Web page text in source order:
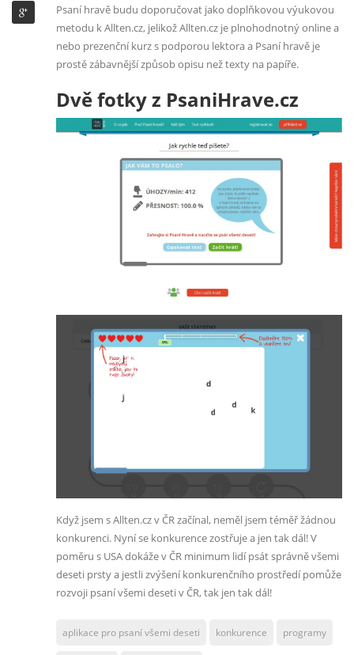
Psaní hravě budu doporučovat jako doplňkovou výukovou
metodu k Allten.cz, jelikož Allten.cz je plnohodnotný online a
nebo prezenční kurz s podporou lektora a Psaní hravě je
prostě zábavnější způsob opisu než texty na papíře.
Dvě fotky z PsaniHrave.cz
Když jsem s Allten.cz v ČR začínal, neměl jsem téměř žádnou
konkurenci. Nyní se konkurence zostřuje a jen tak dál! V
poměru s USA dokáže v ČR minimum lidí psát správně všemi
deseti prsty a jestli zvýšení konkurenčního prostředí pomůže
rozvoji psaní všemi deseti v ČR, tak jen tak dál!
aplikace pro psaní všemi deseti konkurence programy